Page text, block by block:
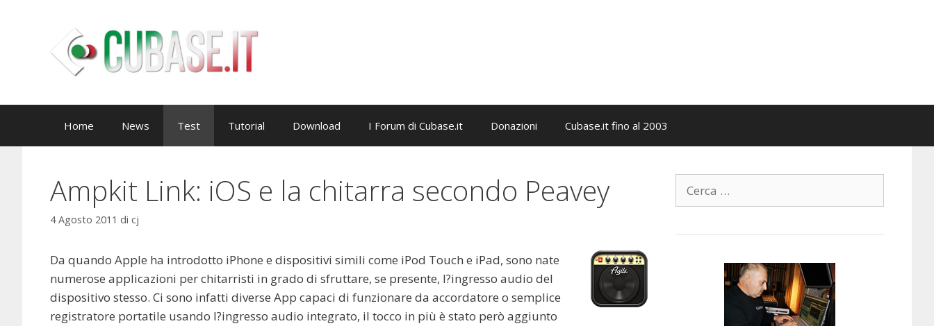
Home News Test Tutorial Download I Forum di Cubase.it Donazioni Cubase.it fino al 2003
Ampkit Link: iOS e la chitarra secondo Peavey
4 Agosto 2011 di cj
Da quando Apple ha introdotto iPhone e dispositivi simili come iPod Touch e iPad, sono nate
numerose applicazioni per chitarristi in grado di sfruttare, se presente, l?ingresso audio del
dispositivo stesso. Ci sono infatti diverse App capaci di funzionare da accordatore o semplice
registratore portatile usando l?ingresso audio integrato, il tocco in più è stato però aggiunto
Ricerca